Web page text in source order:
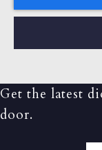
Get the latest
door.